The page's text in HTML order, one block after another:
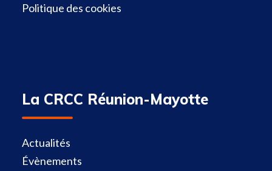
Politique des cookies
La CRCC Réunion-Mayotte
Actualités
Évènements